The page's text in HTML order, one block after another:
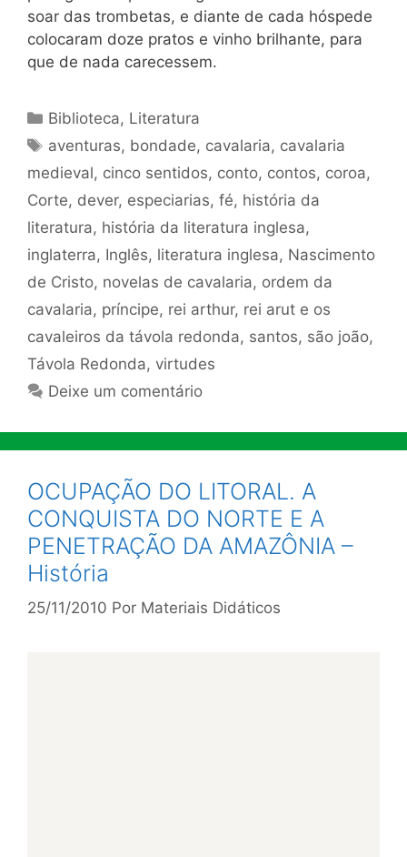
soar das trombetas, e diante de cada hóspede
colocaram doze pratos e vinho brilhante, para
que de nada carecessem.
Categorias
Biblioteca, Literatura
Tags
aventuras, bondade, cavalaria, cavalaria
medieval, cinco sentidos, conto, contos, coroa,
Corte, dever, especiarias, fé, história da
literatura, história da literatura inglesa,
inglaterra, Inglês, literatura inglesa, Nascimento
de Cristo, novelas de cavalaria, ordem da
cavalaria, príncipe, rei arthur, rei arut e os
cavaleiros da távola redonda, santos, são joão,
Távola Redonda, virtudes
Deixe um comentário
OCUPAÇÃO DO LITORAL. A
CONQUISTA DO NORTE E A
PENETRAÇÃO DA AMAZÔNIA –
História
25/11/2010 Por Materiais Didáticos